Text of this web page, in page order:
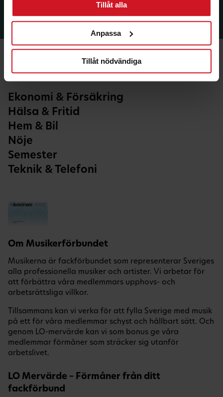
Tillåt alla
Anpassa
Tillåt nödvändiga
Ekonomi & Försäkring
Hälsa & Fritid
Hem & Bil
Nöje
Semester
Teknik & Telefoni
Om Musikerförbundet
Musikerna är fackförbundet som representerar Sveriges
alla professionella musiker och artister. Vi arbetar för
att förbättra våra medlemmars upphovs- och
arbetsrättsliga villkor.
Tillsammans kan vi verka för att fylla Sverige med musik
på ett för våra medlemmar schyst och hållbart sätt. Och
genom LO-mervärde kan vi som bonus ge våra
medlemmar förmåner som sträcker sig utanför
arbetslivet.
LO Mervärde – Förmåner från ditt
fackförbund